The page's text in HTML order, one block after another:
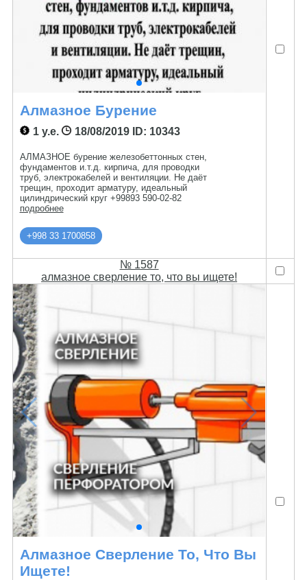
Алмазное Бурение
1 у.е. 18/08/2019ID: 10343
АЛМАЗНОЕ бурение железобеттонных стен,
фундаментов и.т.д. кирпича, для проводки
труб, электрокабелей и вентиляции. Не даёт
трещин, проходит арматуру, идеальный
цилиндрический круг +99893 590-02-82
подробнее
+998 33 1700858
№ 1587
алмазное сверление то, что вы ищете!
Алмазное Сверление То, Что Вы
Ищете!